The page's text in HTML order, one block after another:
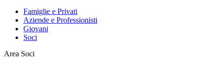
Famiglie e Privati
Aziende e Professionisti
Giovani
Soci
Area Soci